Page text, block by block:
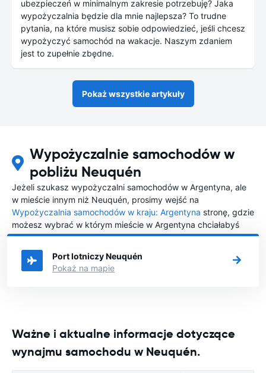
ubezpieczeń w minimalnym zakresie potrzebuję? Jaka
wypożyczalnia będzie dla mnie najlepsza? To trudne
pytania, na które musisz sobie odpowiedzieć, jeśli chcesz
wypożyczyć samochód na wakacje. Naszym zdaniem
jest to zupełnie zbędne.
Pokaż wszystkie artykuły
Wypożyczalnie samochodów w
pobliżu Neuquén
Jeżeli szukasz wypożyczalni samochodów w Argentyna, ale
w mieście innym niż Neuquén, prosimy wejść na
Wypożyczalnia samochodów w kraju: Argentyna stronę, gdzie
możesz wybrać w którym mieście w Argentyna chciałabyś
wypożyczyć samochód.
Port lotniczy Neuquén
Pokaż na mapie
Ważne i aktualne informacje dotyczące
wynajmu samochodu w Neuquén.